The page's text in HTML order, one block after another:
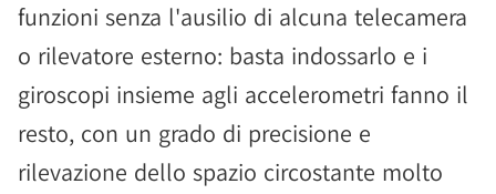
funzioni senza l'ausilio di alcuna telecamera
o rilevatore esterno: basta indossarlo e i
giroscopi insieme agli accelerometri fanno il
resto, con un grado di precisione e
rilevazione dello spazio circostante molto